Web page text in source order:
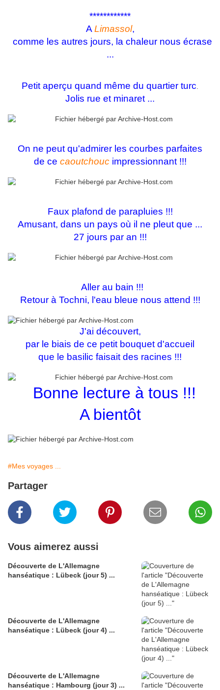
************
A Limassol,
comme les autres jours, la chaleur nous écrase
...
Petit aperçu quand même du quartier turc
Jolis rue et minaret ...
On ne peut qu'admirer les courbes parfaites
de ce caoutchoucimpressionnant !!!
Faux plafond de parapluies !!!
Amusant, dans un pays où il ne pleut que ...
27 jours par an !!!
Aller au bain !!!
Retour à Tochni, l'eau bleue nous attend !!!
J'ai découvert,
par le biais de ce petit bouquet d'accueil
que le basilic faisait des racines !!!
Bonne lecture à tous !!!
A bientôt
#Mes voyages ...
Partager
Vous aimerez aussi
Découverte de L'Allemagne
hanséatique : Lübeck (jour 5) ...
Découverte de L'Allemagne
hanséatique : Lübeck (jour 4) ...
Découverte de L'Allemagne
hanséatique : Hambourg (jour 3) ...